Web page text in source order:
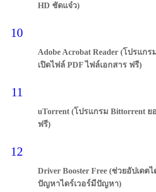
HD ชัดแจ๋ว)
10
Adobe Acrobat Reader (โปรแก
เปิดไฟล์ PDF ไฟล์เอกสาร ฟรี)
11
uTorrent (โปรแกรม Bittorrent
ฟรี)
12
Driver Booster Free (ช่วยอัปเดต
ปัญหาไดร์เวอร์มีปัญหา)